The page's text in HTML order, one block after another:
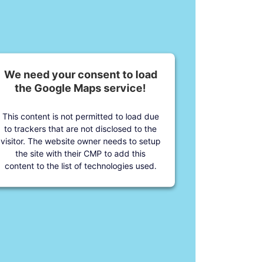
We need your consent to load
the Google Maps service!
This content is not permitted to load due
to trackers that are not disclosed to the
visitor. The website owner needs to setup
the site with their CMP to add this
content to the list of technologies used.